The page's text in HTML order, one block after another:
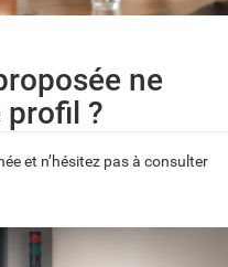
ne
profil ?
et n’hésitez pas à consulter